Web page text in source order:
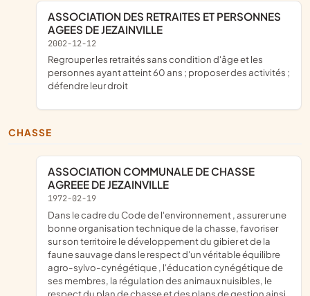
ASSOCIATION DES RETRAITES ET PERSONNES
AGEES DE JEZAINVILLE
2002-12-12
regrouper les retraités sans condition d'âge et les
personnes ayant atteint 60 ans ; proposer des activités ;
défendre leur droit
CHASSE
ASSOCIATION COMMUNALE DE CHASSE
AGREEE DE JEZAINVILLE
1972-02-19
dans le cadre du Code de l'environnement , assurer une
bonne organisation technique de la chasse, favoriser
sur son territoire le développement du gibier et de la
faune sauvage dans le respect d'un véritable équilibre
agro-sylvo-cynégétique , l'éducation cynégétique de
ses membres, la régulation des animaux nuisibles, le
respect du plan de chasse et des plans de gestion ainsi